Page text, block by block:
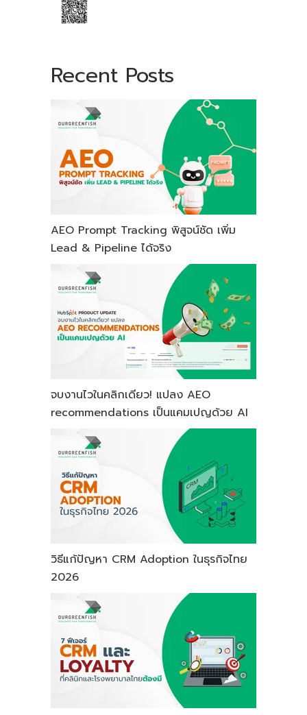
Recent Posts
AEO Prompt Tracking พิสูจน์ชัด เพิ่ม
Lead & Pipeline ได้จริง
จบงานไวในคลิกเดียว! แปลง AEO
recommendations เป็นแคมเปญด้วย AI
วิธีแก้ปัญหา CRM Adoption ในธุรกิจไทย
2026